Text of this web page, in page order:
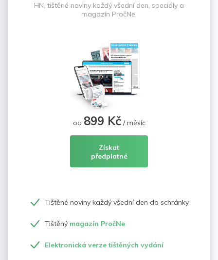
HN, tištěné noviny každý všední den, speciály a
magazín PročNe.
od 899 Kč/ měsíc
Získat
předplatné
Tištěné noviny každý všední den do schránky
Tištěný magazín PročNe
Elektronická verze tištěných vydání